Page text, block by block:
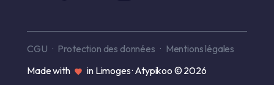
CGU Protection des données
Mentions légales
Made with
in Limoges · Atypikoo © 2026